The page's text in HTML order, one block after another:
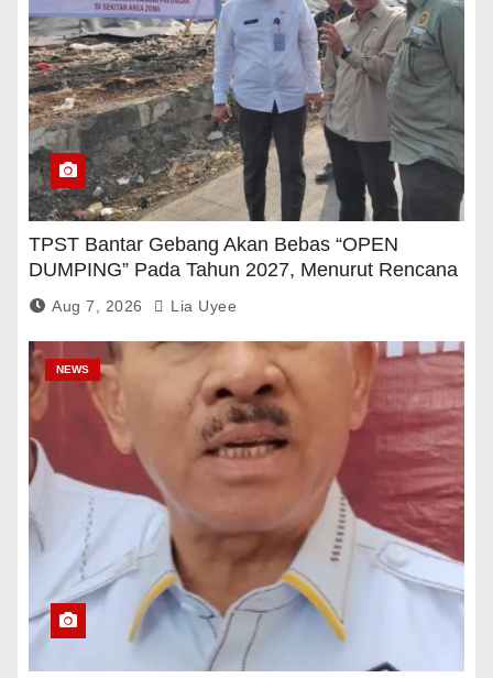
TPST Bantar Gebang Akan Bebas “OPEN
DUMPING” Pada Tahun 2027, Menurut Rencana
Pemerintah
Aug 7, 2026 Lia Uyee
NEWS